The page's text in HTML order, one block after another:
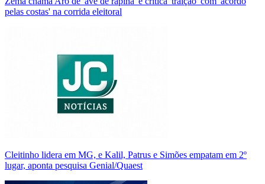
pelas costas' na corrida eleitoral
Cleitinho lidera em MG, e Kalil, Patrus e Simões empatam em 2º
lugar, aponta pesquisa Genial/Quaest